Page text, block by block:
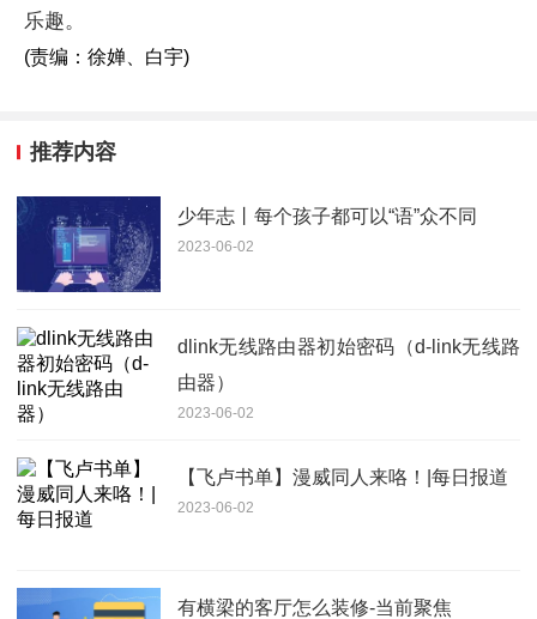
乐趣。
(责编：徐婵、白宇)
推荐内容
少年志丨每个孩子都可以“语”众不同
2023-06-02
dlink无线路由器初始密码（d-link无线路
由器）
2023-06-02
​【飞卢书单】漫威同人来咯！|每日报道
2023-06-02
有横梁的客厅怎么装修-当前聚焦